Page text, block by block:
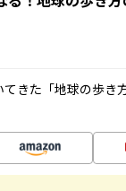
きた「地球の歩き